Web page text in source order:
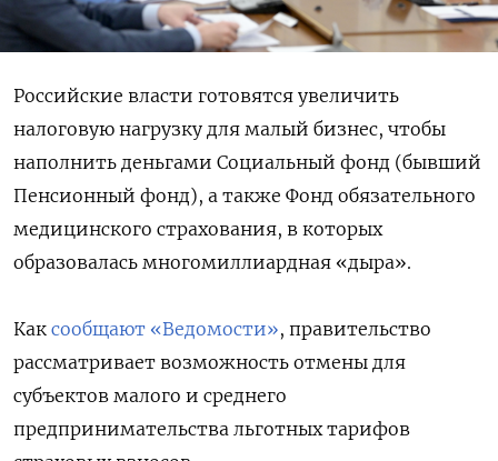
Российские власти готовятся увеличить
налоговую нагрузку для малый бизнес, чтобы
наполнить деньгами Социальный фонд (бывший
Пенсионный фонд), а также Фонд обязательного
медицинского страхования, в которых
образовалась многомиллиардная «дыра».
Как сообщают «Ведомости», правительство
рассматривает возможность отмены для
субъектов малого и среднего
предпринимательства льготных тарифов